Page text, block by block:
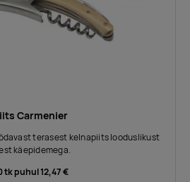
Carmenier
terasest kelnapiits looduslikust
käepidemega.
tk puhul12,47 €